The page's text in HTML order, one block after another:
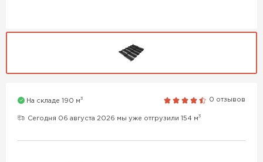
На складе 190 м3 0 отзывов
Сегодня 06 августа 2026 мы уже отгрузили 154 м3